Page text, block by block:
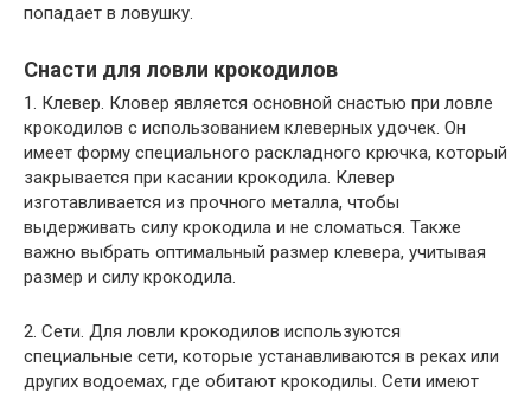
попадает в ловушку.
Снасти для ловли крокодилов
1. Клевер. Кловер является основной снастью при ловле
крокодилов с использованием клеверных удочек. Он
имеет форму специального раскладного крючка, который
закрывается при касании крокодила. Клевер
изготавливается из прочного металла, чтобы
выдерживать силу крокодила и не сломаться. Также
важно выбрать оптимальный размер клевера, учитывая
размер и силу крокодила.
2. Сети. Для ловли крокодилов используются
специальные сети, которые устанавливаются в реках или
других водоемах, где обитают крокодилы. Сети имеют